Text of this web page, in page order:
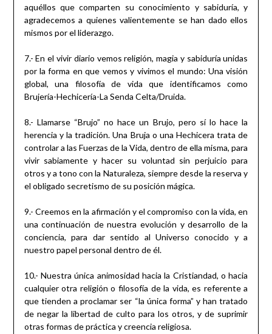
aquéllos que comparten su conocimiento y sabiduría, y
agradecemos a quienes valientemente se han dado ellos
mismos por el liderazgo.
7.- En el vivir diario vemos religión, magia y sabiduría unidas
por la forma en que vemos y vivimos el mundo: Una visión
global, una filosofía de vida que identificamos como
Brujería-Hechicería-La Senda Celta/Druida.
8.- Llamarse “Brujo” no hace un Brujo, pero sí lo hace la
herencia y la tradición. Una Bruja o una Hechicera trata de
controlar a las Fuerzas de la Vida, dentro de ella misma, para
vivir sabiamente y hacer su voluntad sin perjuicio para
otros y a tono con la Naturaleza, siempre desde la reserva y
el obligado secretismo de su posición mágica.
9.- Creemos en la afirmación y el compromiso con la vida, en
una continuación de nuestra evolución y desarrollo de la
conciencia, para dar sentido al Universo conocido y a
nuestro papel personal dentro de él.
10.- Nuestra única animosidad hacia la Cristiandad, o hacia
cualquier otra religión o filosofía de la vida, es referente a
que tienden a proclamar ser “la única forma” y han tratado
de negar la libertad de culto para los otros, y de suprimir
otras formas de práctica y creencia religiosa.